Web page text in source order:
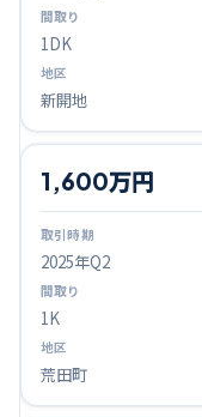
1DK
新開地
2025年Q2
1,600万円
1K
荒田町